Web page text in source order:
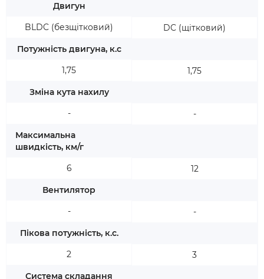
Двигун
BLDC (безщітковий)
Потужність двигуна, к.с
1,75
Зміна кута нахилу
-
Максимальна
швидкість, км/г
6
Вентилятор
-
Пікова потужність, к.с.
2
Система складання
DC (щітковий)
1,75
-
12
-
3